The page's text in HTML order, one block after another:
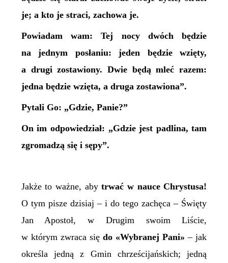
je; a kto je straci, zachowa je.
Powiadam wam: Tej nocy dwóch będzie
na jednym posłaniu: jeden będzie wzięty,
a drugi zostawiony. Dwie będą mleć razem:
jedna będzie wzięta, a druga zostawiona”.
Pytali Go: „Gdzie, Panie?”
On im odpowiedział: „Gdzie jest padlina, tam
zgromadzą się i sępy”.
Jakże to ważne, abytrwać w nauceChrystusa!
O tym pisze dzisiaj – i do tego zachęca – Święty
Jan Apostoł, w Drugim swoim Liście,
w którym zwraca się do «Wybranej Pani» – jak
określa jedną z Gmin chrześcijańskich; jedną